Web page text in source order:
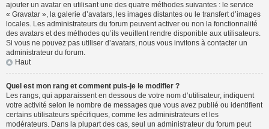
ajouter un avatar en utilisant une des quatre méthodes suivantes : le service
« Gravatar », la galerie d’avatars, les images distantes ou le transfert d’images
locales. Les administrateurs du forum peuvent activer ou non la fonctionnalité
des avatars et des méthodes qu’ils veuillent rendre disponible aux utilisateurs.
Si vous ne pouvez pas utiliser d’avatars, nous vous invitons à contacter un
administrateur du forum.
Haut
Quel est mon rang et comment puis-je le modifier ?
Les rangs, qui apparaissent en dessous de votre nom d’utilisateur, indiquent
votre activité selon le nombre de messages que vous avez publié ou identifient
certains utilisateurs spécifiques, comme les administrateurs et les
modérateurs. Dans la plupart des cas, seul un administrateur du forum peut